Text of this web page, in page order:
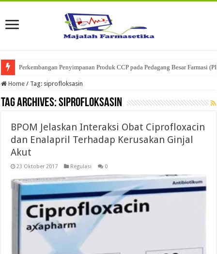
Perkembangan Penyimpanan Produk CCP pada Pedagang Besar Farmasi
Home / Tag: siprofloksasin
Tag Archives:siprofloksasin
BPOM Jelaskan Interaksi Obat Ciprofloxacin
dan Enalapril Terhadap Kerusakan Ginjal
Akut
23 Oktober 2017 Regulasi 0